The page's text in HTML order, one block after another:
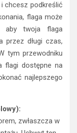
chcesz podkreślić
flaga może
aby twoja flaga
przez długi czas,
tym przewodniku
flagi dostępne na
najlepszego
zwłaszcza w